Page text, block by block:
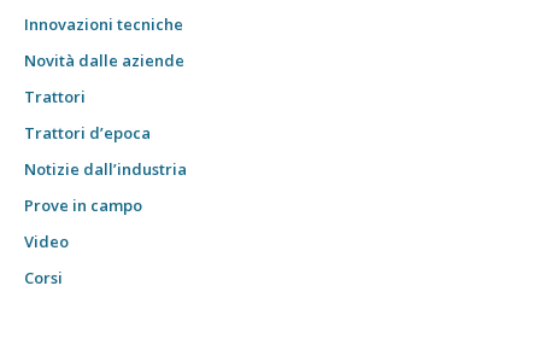
Innovazioni tecniche
Novità dalle aziende
Trattori
Trattori d’epoca
Notizie dall’industria
Prove in campo
Video
Corsi